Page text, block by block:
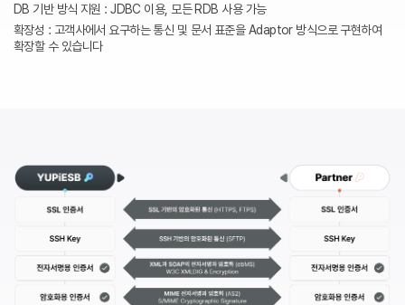
DB 기반 방식 지원 : JDBC 이용, 모든 RDB 사용 가능
확장성 : 고객사에서 요구하는 통신 및 문서 표준을 Adaptor 방식으로 구현하여
확장할 수 있습니다